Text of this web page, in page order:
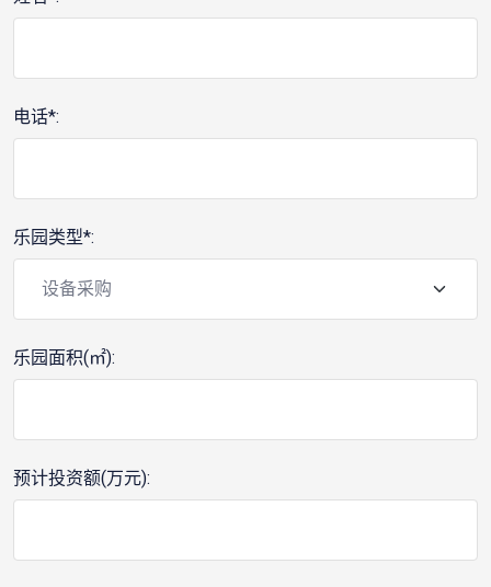
电话*:
乐园类型*:
乐园面积(㎡):
预计投资额(万元):